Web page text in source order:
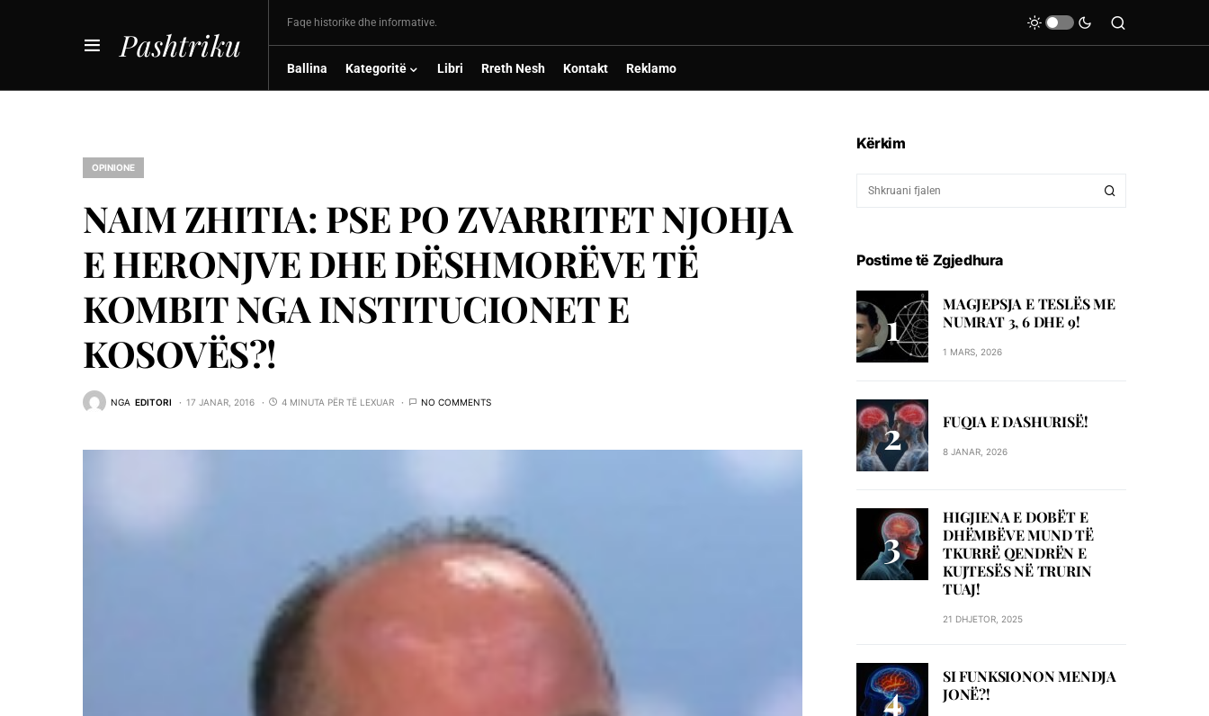
Pashtriku
Faqe historike dhe informative.
Ballina Kategoritë Libri Rreth Nesh Kontakt Reklamo
OPINIONE
NAIM ZHITIA: PSE PO ZVARRITET NJOHJA
E HERONJVE DHE DËSHMORËVE TË
KOMBIT NGA INSTITUCIONET E
KOSOVËS?!
NGA EDITORI 17 JANAR, 2016 4 MINUTA PËR TË LEXUAR NO COMMENTS
Kërkim
Postime të Zgjedhura
MAGJEPSJA E TESLËS ME
NUMRAT 3, 6 DHE 9!
1 MARS, 2026
FUQIA E DASHURISË!
8 JANAR, 2026
HIGJIENA E DOBËT E
DHËMBËVE MUND TË
TKURRË QENDRËN E
KUJTESËS NË TRURIN
TUAJ!
21 DHJETOR, 2025
SI FUNKSIONON MENDJA
JONË?!